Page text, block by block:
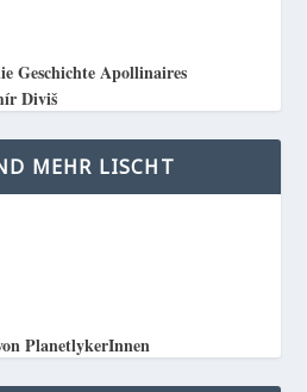
Geschichte Apollinaires
Diviš
MEHR LISCHT
PlanetlykerInnen